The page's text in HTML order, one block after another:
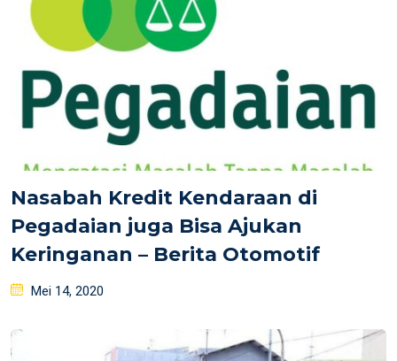
Nasabah Kredit Kendaraan di
Pegadaian juga Bisa Ajukan
Keringanan – Berita Otomotif
Posted
Mei 14, 2020